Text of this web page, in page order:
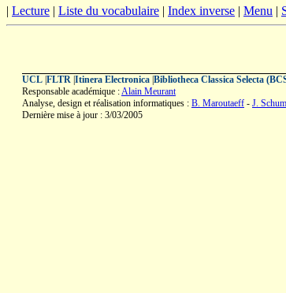
| Lecture | Liste du vocabulaire | Index inverse | Menu |
UCL FLTR Itinera Electronica Bibliotheca Classica Selecta
Responsable académique :Alain Meurant
Analyse, design et réalisation informatiques : B. Maroutaeff - J.
Dernière mise à jour : 3/03/2005